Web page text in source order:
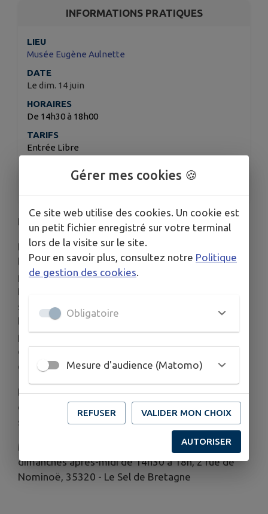
INFORMATIONS PRATIQUES
LIEU
Musée Eugène Aulnette
DATE
Le dim. 14 juin
HORAIRES
De 14h30 à 18h00
TARIFS
Entrée Libre
Amis du Musée d’Eugène
REGARDS CROISES SUR LA BRETAGNE
Dans le cadre de la fête de la Bretagne,
l’association des Amis du Muse Eugène (AME)
présente, du 3 Mai au 28 Juin, l’exposition <<
Regard croisés sur la Bretagne >>. Elle met en
scène un dialogue entre les festivités Bretonne et
le costume traditionnel Breton. Entre l’objectif du
photographe saisissant le mouvement d’une
danse, et l’artisanat des broderies. Une Vision
entre modernité et tradition.
Lors du vernissage du 3 Mai, l’exposition sera
commentée par la photographe Véro Lintanf et la
spécialiste du vêtement Breton Joëlle Ravier.
Musée Eugène Aulnette Entrée Libre, ,tous les
dimanches après-midi de 14h30 à 18h, 2 rue de
Nominoë, 35320 - Le Sel de Bretagne
Gérer mes cookies 🍪
Ce site web utilise des cookies. Un cookie est
un petit fichier enregistré sur votre terminal
lors de la visite sur le site.
Pour en savoir plus, consultez notre Politique
de gestion des cookies
Obligatoire
Mesure d'audience (Matomo)
REFUSER VALIDER MON CHOIX
AUTORISER